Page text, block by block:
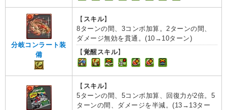
分岐コンラート装
備
【 スキル】
8ターンの間、3コンボ加算。2ターンの間、
ダメージ無効を貫通。(10→10ターン)
【覚醒スキル】
【 スキル】
5ターンの間、5コンボ加算、回復力が2倍。5
ターンの間、ダメージを半減。(13→13ター